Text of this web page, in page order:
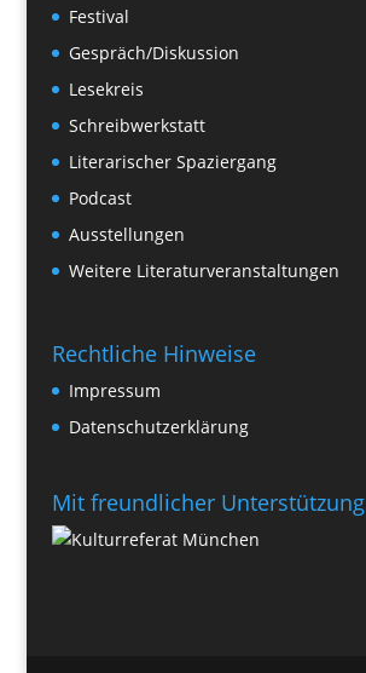
Festival
Gespräch/Diskussion
Lesekreis
Schreibwerkstatt
Literarischer Spaziergang
Podcast
Ausstellungen
Weitere Literaturveranstaltungen
Rechtliche Hinweise
Impressum
Datenschutzerklärung
Mit freundlicher Unterstützung